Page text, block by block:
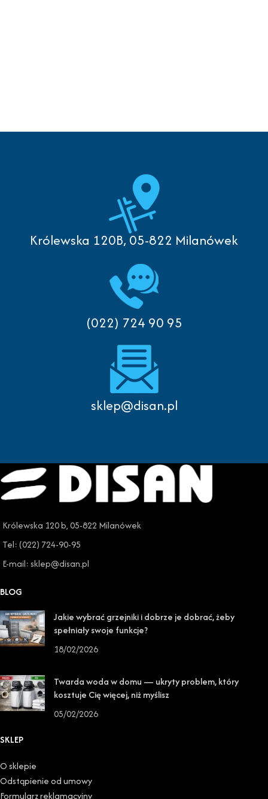
Królewska 120B, 05-822 Milanówek
(022) 724 90 95
sklep@disan.pl
Królewska 120 b, 05-822 Milanówek
Tel: (022) 724-90-95
E-mail: sklep@disan.pl
BLOG
Jakie wybrać grzejniki i dobrze je dobrać, żeby
spełniały swoje funkcje?
18/02/2026
Twarda woda w domu — ukryty problem, który
kosztuje Cię więcej, niż myślisz
05/02/2026
SKLEP
O sklepie
Odstąpienie od umowy
Formularz reklamacyjny